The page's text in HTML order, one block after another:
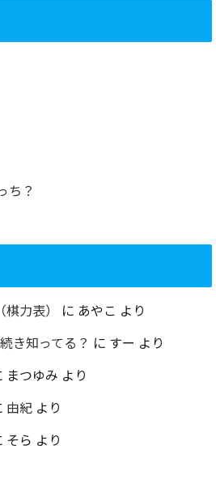
ち？
力表） に あやこ より
き知ってる？ に すー より
まつゆみ より
由紀 より
そら より